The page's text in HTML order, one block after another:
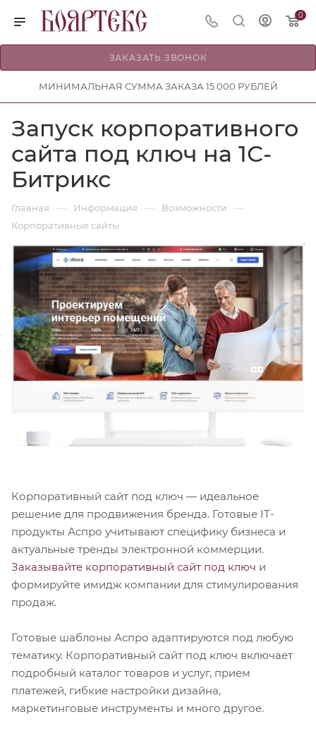
0
ЗАКАЗАТЬ ЗВОНОК
МИНИМАЛЬНАЯ СУММА ЗАКАЗА 15 000 РУБЛЕЙ
Запуск корпоративного
сайта под ключ на 1С-
Битрикс
Главная — Информация — Возможности —
Корпоративные сайты
Корпоративный сайт под ключ — идеальное
решение для продвижения бренда. Готовые IT-
продукты Аспро учитывают специфику бизнеса и
актуальные тренды электронной коммерции.
Заказывайте корпоративный сайт под ключ и
формируйте имидж компании для стимулирования
продаж.
Готовые шаблоны Аспро адаптируются под любую
тематику. Корпоративный сайт под ключ включает
подробный каталог товаров и услуг, прием
платежей, гибкие настройки дизайна,
маркетинговые инструменты и много другое.